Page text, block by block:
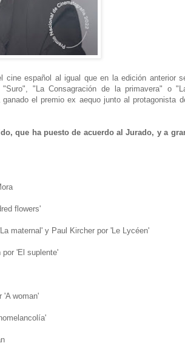
español al igual que en la edición anterior
"La Consagración de la primavera" o
ganado el premio ex aequo junto al protagonista
que ha puesto de acuerdo al Jurado, y a
flowers'
maternal' y Paul Kircher por 'Le Lycéen'
por 'El suplente'
'A woman'